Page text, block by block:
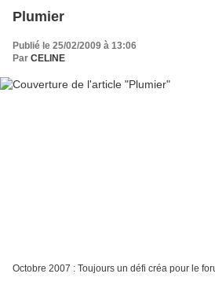
Plumier
Publié le 25/02/2009 à 13:06
Par CELINE
Octobre 2007 : Toujours un défi créa pour le